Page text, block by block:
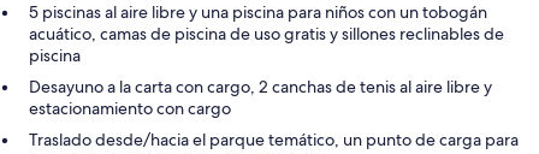
5 piscinas al aire libre y una piscina para niños con un tobogán
acuático, camas de piscina de uso gratis y sillones reclinables de
piscina
Desayuno a la carta con cargo, 2 canchas de tenis al aire libre y
estacionamiento con cargo
Traslado desde/hacia el parque temático, un punto de carga para